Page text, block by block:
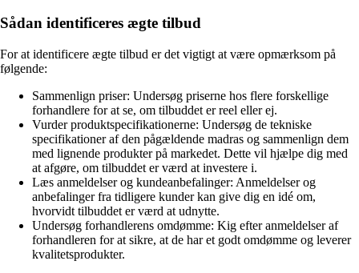
Sådan identificeres ægte tilbud
For at identificere ægte tilbud er det vigtigt at være opmærksom på
følgende:
Sammenlign priser: Undersøg priserne hos flere forskellige
forhandlere for at se, om tilbuddet er reel eller ej.
Vurder produktspecifikationerne: Undersøg de tekniske
specifikationer af den pågældende madras og sammenlign dem
med lignende produkter på markedet. Dette vil hjælpe dig med
at afgøre, om tilbuddet er værd at investere i.
Læs anmeldelser og kundeanbefalinger: Anmeldelser og
anbefalinger fra tidligere kunder kan give dig en idé om,
hvorvidt tilbuddet er værd at udnytte.
Undersøg forhandlerens omdømme: Kig efter anmeldelser af
forhandleren for at sikre, at de har et godt omdømme og leverer
kvalitetsprodukter.